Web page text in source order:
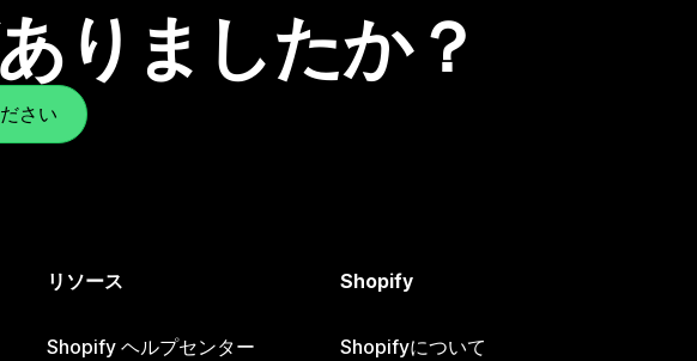
りましたか？
さい
リソース
Shopify ヘルプセンター
Shopify
Shopifyについて